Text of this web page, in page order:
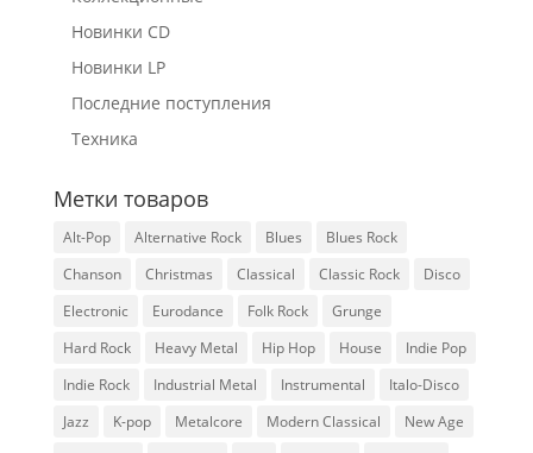
Новинки CD
Новинки LP
Последние поступления
Техника
Метки товаров
Alt-Pop Alternative Rock Blues
Blues Rock
Chanson
Christmas Classical Classic Rock
Disco
Electronic
Eurodance Folk Rock
Grunge
Hard Rock
Heavy Metal Hip Hop House
Indie Pop
Indie Rock
Industrial Metal Instrumental
Italo-Disco
Jazz
K-pop Metalcore Modern Classical
New Age